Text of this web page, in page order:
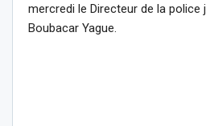
mercredi le Directeur de la police
Boubacar Yague.